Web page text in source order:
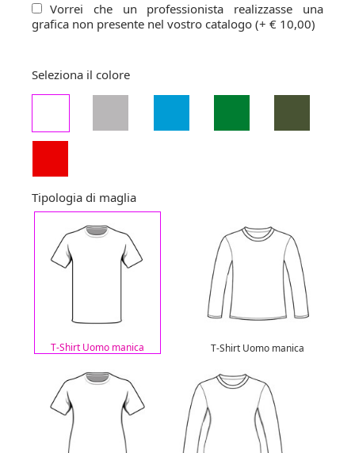
Vorrei che un professionista realizzasse una
grafica non presente nel vostro catalogo (+ € 10,00)
Seleziona il colore
Tipologia di maglia
T-Shirt Uomo manica
T-Shirt Uomo manica